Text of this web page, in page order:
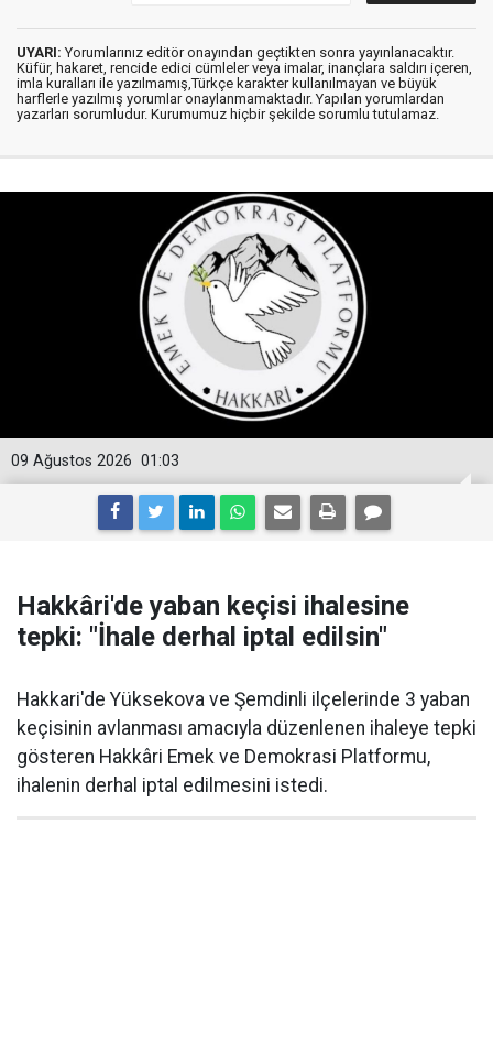
UYARI: Yorumlarınız editör onayından geçtikten sonra yayınlanacaktır.
Küfür, hakaret, rencide edici cümleler veya imalar, inançlara saldırı içeren,
imla kuralları ile yazılmamış,Türkçe karakter kullanılmayan ve büyük
harflerle yazılmış yorumlar onaylanmamaktadır. Yapılan yorumlardan
yazarları sorumludur. Kurumumuz hiçbir şekilde sorumlu tutulamaz.
01:03
09 Ağustos 2026
Hakkâri'de yaban keçisi ihalesine
tepki: "İhale derhal iptal edilsin"
Hakkari'de Yüksekova ve Şemdinli ilçelerinde 3 yaban
keçisinin avlanması amacıyla düzenlenen ihaleye tepki
gösteren Hakkâri Emek ve Demokrasi Platformu,
ihalenin derhal iptal edilmesini istedi.